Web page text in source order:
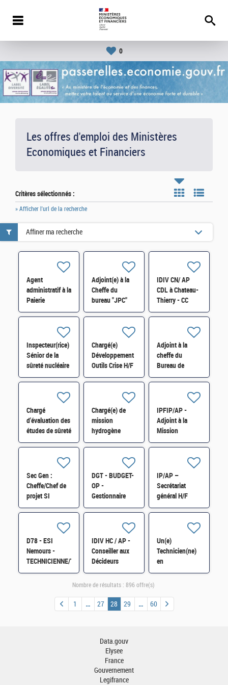
0
Les offres d'emploi des Ministères
Economiques et Financiers
Critères sélectionnés :
» Afficher l'url de la recherche
Agent
administratif à la
Paierie
départementale
Adjoint(e) à la
Cheffe du
bureau "JPC"
Pénal H/F
IDIV CN/ AP
CDL à Chateau-
Thierry - CC
Charly sur
Retz-en Valois-
H/F
Inspecteur(rice)
Sénior de la
sûreté nucléaire
au Service de
Electronucléaire
H/F
Chargé(e)
Développement
Outils Crise H/F
Adjoint à la
cheffe du
Bureau de
Statistique et
des Cœur H/F
Chargé
d'évaluation des
études de sûreté
des réacteurs
Chargé(e) de
mission
hydrogène
Industrie SI-
IPFIP/AP -
Adjoint à la
Mission
régionale de
économique et
d'AFPME
(DRFIP 31) H/F
Sec Gen :
Cheffe/Chef de
projet SI
bâtimentaire
DGT - BUDGET-
OP -
Gestionnaire
budgétaire et
IP/AP –
Secrétariat
général H/F
D78 - ESI
Nemours -
TECHNICIENNE/TECHNICIEN
RESEAUX,
MULTIMEDIAS
IDIV HC / AP -
Conseiller aux
Décideurs
Locaux (CDL) de
Périgueux H/F
Un(e)
Technicien(ne)
en
radiofréquences
Affiner ma recherche
Nombre de résultats : 896 offre(s)
1 27 28 29 60
Data.gouv
Elysee
France
Gouvernement
Legifrance